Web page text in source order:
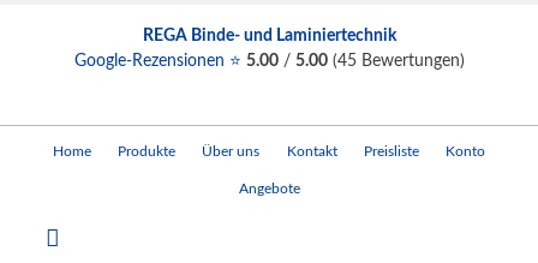
Home Produkte Über uns Kontakt Preisliste Konto
Angebote
REGA Binde- und Laminiertechnik
Google-Rezensionen ⭐ 5.00/ 5.00(45Bewertungen)